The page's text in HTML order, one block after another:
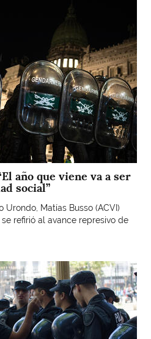
año que viene va a ser
social”
Urondo, Matías Busso (ACVI)
refirió al avance represivo de